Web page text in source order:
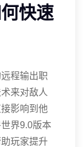
快速
程输出职
来对敌人
影响到他
界9.0版本
玩家提升